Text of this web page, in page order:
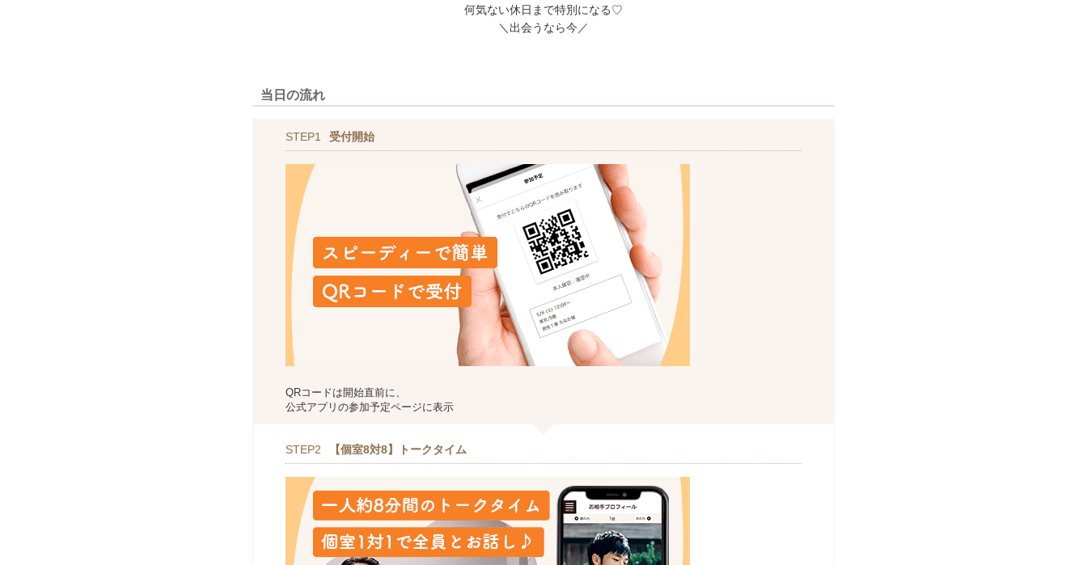
何気ない休日まで特別になる♡
＼出会うなら今／
当日の流れ
STEP1 受付開始
QRコードは開始直前に、
公式アプリの参加予定ページに表示
STEP2 【個室8対8】トークタイム